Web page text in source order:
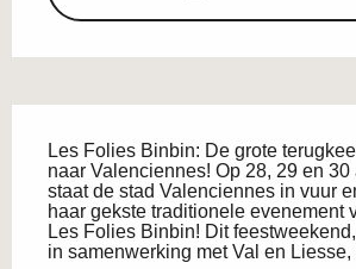
Les Folies Binbin: De grote
naar Valenciennes! Op 28, 29 en
staat de stad Valenciennes in vuur
haar gekste traditionele evenement
Les Folies Binbin! Dit
in samenwerking met Val en Liesse,